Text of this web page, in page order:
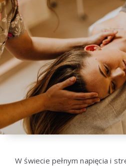
W świecie pełnym napięcia i